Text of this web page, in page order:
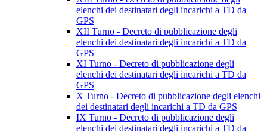
elenchi dei destinatari degli incarichi a TD da
GPS
XII Turno - Decreto di pubblicazione degli
elenchi dei destinatari degli incarichi a TD da
GPS
XI Turno - Decreto di pubblicazione degli
elenchi dei destinatari degli incarichi a TD da
GPS
X Turno - Decreto di pubblicazione degli elenchi
dei destinatari degli incarichi a TD da GPS
IX Turno - Decreto di pubblicazione degli
elenchi dei destinatari degli incarichi a TD da